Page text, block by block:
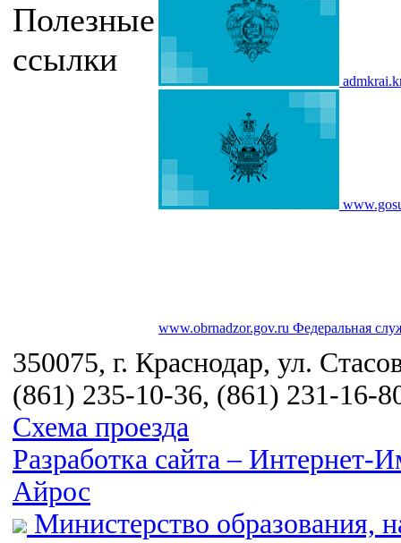
Полезные
ссылки
www.obrnadzor.gov.ru Федеральная
350075, г. Краснодар, ул.
(861) 235-10-36, (861) 231-16-
Схема проезда
Разработка сайта – Интернет-
Айрос
Министерство образования,